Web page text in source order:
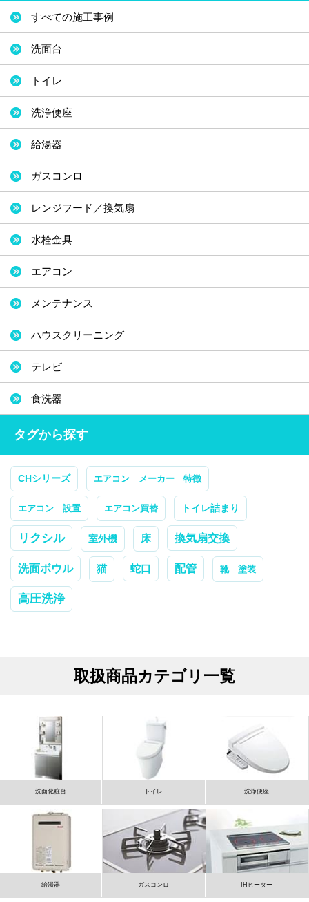
すべての施工事例
洗面台
トイレ
洗浄便座
給湯器
ガスコンロ
レンジフード／換気扇
水栓金具
エアコン
メンテナンス
ハウスクリーニング
テレビ
食洗器
タグから探す
CHシリーズ エアコン メーカー 特徴
エアコン 設置 エアコン買替 トイレ詰まり
リクシル 室外機 床 換気扇交換
洗面ボウル 猫 蛇口 配管 靴 塗装
高圧洗浄
取扱商品カテゴリ一覧
洗面化粧台 トイレ 洗浄便座
給湯器 ガスコンロ IHヒーター